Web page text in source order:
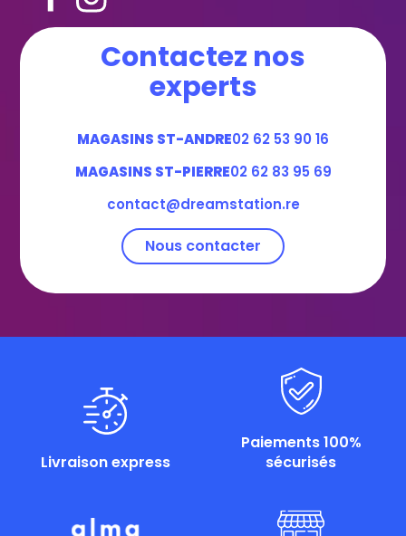
Contactez nos
experts
MAGASINS ST-ANDRE02 62 53 90 16
MAGASINS ST-PIERRE02 62 83 95 69
contact@dreamstation.re
Nous contacter
Livraison express
Paiements 100%
sécurisés